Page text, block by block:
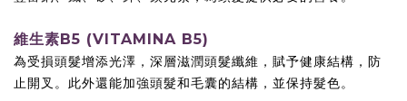
維生素B5 (VITAMINA B5)
為受損頭髮增添光澤，深層滋潤頭髮纖維，賦予健康結構，防
止開叉。此外還能加強頭髮和毛囊的結構，並保持髮色。